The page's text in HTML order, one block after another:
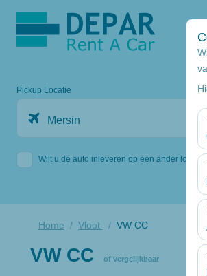
Pickup Locatie
Mersin
Wilt u de auto inleveren op een ander locatie
Home Vloot VW CC
VW CC of vergelijkbaar